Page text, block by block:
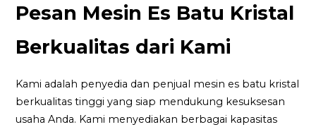
Pesan Mesin Es Batu Kristal
Berkualitas dari Kami
Kami adalah penyedia dan penjual mesin es batu kristal
berkualitas tinggi yang siap mendukung kesuksesan
usaha Anda. Kami menyediakan berbagai kapasitas